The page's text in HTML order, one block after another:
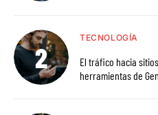
TECNOLOGÍA
El tráfico hacia
herramientas de